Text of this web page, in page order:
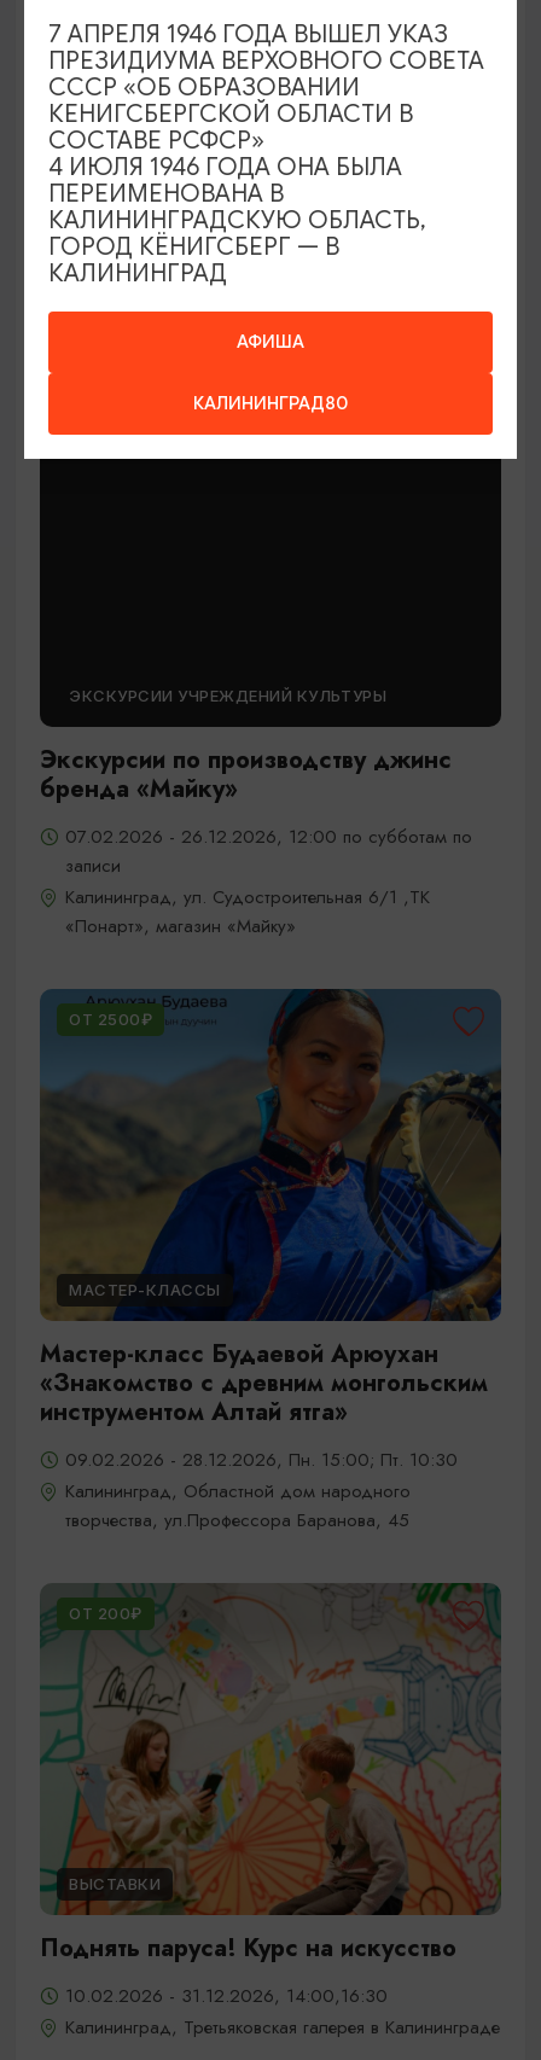
МАСТЕР-КЛАССЫ
Мастер-классы по керамике Елены
Бодяковой
Калининград, ул. Баранова, 45
ЭКСКУРСИИ УЧРЕЖДЕНИЙ КУЛЬТУРЫ
Экскурсии по производству джинс
бренда «Майку»
07.02.2026 - 26.12.2026, 12:00 по субботам по
записи
Калининград, ул. Судостроительная 6/1 ,ТК
«Понарт», магазин «Майку»
ОТ 2500₽
МАСТЕР-КЛАССЫ
Мастер-класс Будаевой Арюухан
«Знакомство с древним монгольским
инструментом Алтай ятга»
09.02.2026 - 28.12.2026, Пн. 15:00; Пт. 10:30
Калининград, Областной дом народного
творчества, ул.Профессора Баранова, 45
ОТ 200₽
ВЫСТАВКИ
Поднять паруса! Курс на искусство
10.02.2026 - 31.12.2026, 14:00,16:30
Калининград, Третьяковская галерея в Калининграде
АФИША
КАЛИНИНГРАД80
7 АПРЕЛЯ 1946 ГОДА ВЫШЕЛ УКАЗ
ПРЕЗИДИУМА ВЕРХОВНОГО СОВЕТА
СССР «ОБ ОБРАЗОВАНИИ
КЕНИГСБЕРГСКОЙ ОБЛАСТИ В
СОСТАВЕ РСФСР»
4 ИЮЛЯ 1946 ГОДА ОНА БЫЛА
ПЕРЕИМЕНОВАНА В
КАЛИНИНГРАДСКУЮ ОБЛАСТЬ,
ГОРОД КЁНИГСБЕРГ — В
КАЛИНИНГРАД